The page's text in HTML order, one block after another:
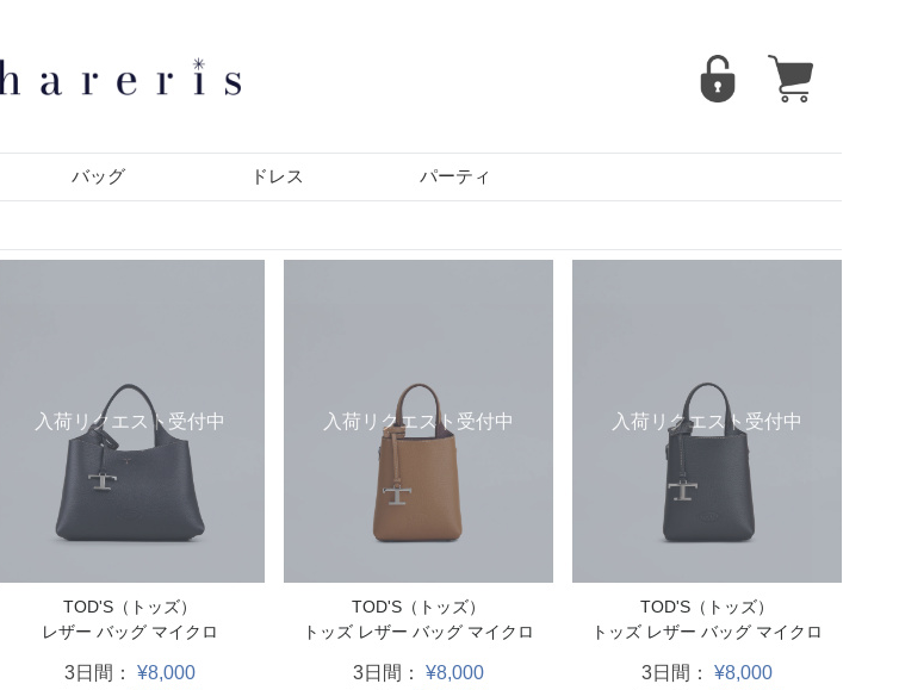
バッグ ドレス パーティ
入荷リクエスト受付中
TOD'S（トッズ）
レザー バッグ マイクロ
3日間： ¥8,000
入荷リクエスト受付中
TOD'S（トッズ）
トッズ レザー バッグ マイクロ
3日間： ¥8,000
入荷リクエスト受付中
TOD'S（トッズ）
トッズ レザー バッグ マイクロ
3日間： ¥8,000